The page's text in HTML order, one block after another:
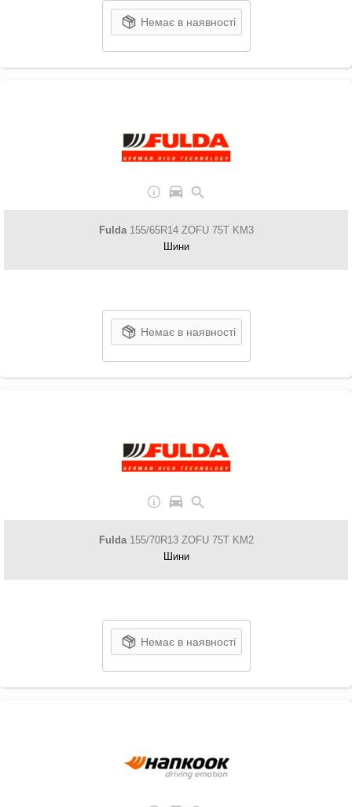
Немає в наявності
Fulda155/65R14 ZOFU 75T KM3
Шини
Немає в наявності
Fulda155/70R13 ZOFU 75T KM2
Шини
Немає в наявності